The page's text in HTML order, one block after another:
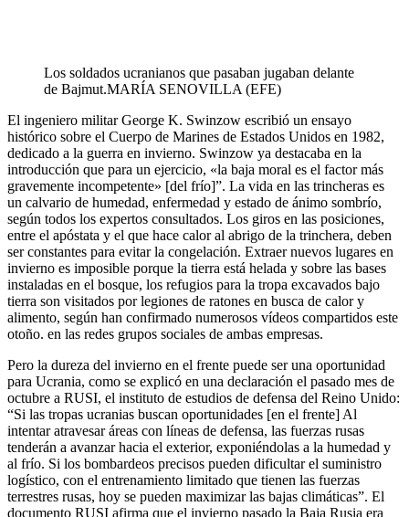
Los soldados ucranianos que pasaban jugaban delante
de Bajmut.MARÍA SENOVILLA (EFE)
El ingeniero militar George K. Swinzow escribió un ensayo
histórico sobre el Cuerpo de Marines de Estados Unidos en 1982,
dedicado a la guerra en invierno. Swinzow ya destacaba en la
introducción que para un ejercicio, «la baja moral es el factor más
gravemente incompetente» [del frío]”. La vida en las trincheras es
un calvario de humedad, enfermedad y estado de ánimo sombrío,
según todos los expertos consultados. Los giros en las posiciones,
entre el apóstata y el que hace calor al abrigo de la trinchera, deben
ser constantes para evitar la congelación. Extraer nuevos lugares en
invierno es imposible porque la tierra está helada y sobre las bases
instaladas en el bosque, los refugios para la tropa excavados bajo
tierra son visitados por legiones de ratones en busca de calor y
alimento, según han confirmado numerosos vídeos compartidos este
otoño. en las redes grupos sociales de ambas empresas.
Pero la dureza del invierno en el frente puede ser una oportunidad
para Ucrania, como se explicó en una declaración el pasado mes de
octubre a RUSI, el instituto de estudios de defensa del Reino Unido:
“Si las tropas ucranias buscan oportunidades [en el frente] Al
intentar atravesar áreas con líneas de defensa, las fuerzas rusas
tenderán a avanzar hacia el exterior, exponiéndolas a la humedad y
al frío. Si los bombardeos precisos pueden dificultar el suministro
logístico, con el entrenamiento limitado que tienen las fuerzas
terrestres rusas, hoy se pueden maximizar las bajas climáticas”. El
documento RUSI afirma que el invierno pasado la Baja Rusia era